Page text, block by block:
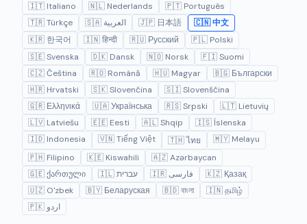
🇮🇹 Italiano
🇳🇱 Nederlands
🇵🇹 Português
🇹🇷 Türkçe
🇸🇦 العربية 🇯🇵 日本語
🇨🇳 中文
🇰🇷 한국어
🇮🇳 हिन्दी 🇷🇺 Русский
🇵🇱 Polski
🇸🇪 Svenska
🇩🇰 Dansk 🇳🇴 Norsk
🇫🇮 Suomi
🇨🇿 Čeština
🇷🇴 Română 🇭🇺 Magyar
🇧🇬 Български
🇭🇷 Hrvatski
🇸🇰 Slovenčina
🇸🇮 Slovenščina
🇬🇷 Ελληνικά
🇺🇦 Українська 🇷🇸 Srpski
🇱🇹 Lietuvių
🇱🇻 Latviešu
🇪🇪 Eesti 🇦🇱 Shqip
🇮🇸 Íslenska
🇮🇩 Indonesia
🇻🇳 Tiếng Việt 🇹🇭 ไทย
🇲🇾 Melayu
🇵🇭 Filipino
🇰🇪 Kiswahili
🇦🇿 Azərbaycan
🇬🇪 ქართული
🇮🇱 עברית 🇮🇷 فارسی
🇰🇿 Қазақ
🇺🇿 O'zbek
🇧🇾 Беларуская 🇧🇩 বাংলা
🇮🇳 தமிழ்
🇵🇰 اردو